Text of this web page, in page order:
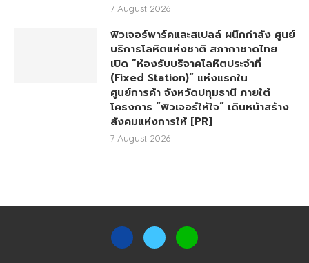
7 August 2026
ฟิวเจอร์พาร์คและสเปลล์ ผนึกกำลัง ศูนย์
บริการโลหิตแห่งชาติ สภากาชาดไทย
เปิด “ห้องรับบริจาคโลหิตประจำที่
(Fixed Station)” แห่งแรกใน
ศูนย์การค้า จังหวัดปทุมธานี ภายใต้
โครงการ “ฟิวเจอร์ให้ใจ” เดินหน้าสร้าง
สังคมแห่งการให้ [PR]
7 August 2026